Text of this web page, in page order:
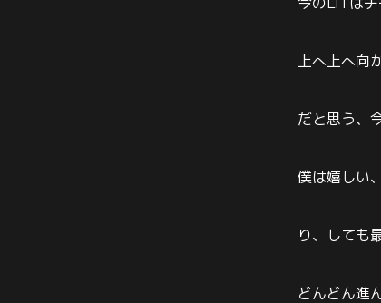
上へ上へ向
だと思う、
僕は嬉しい
り、しても
どんどん進